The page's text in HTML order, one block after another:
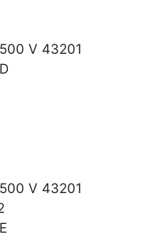
V 43201
V 43201